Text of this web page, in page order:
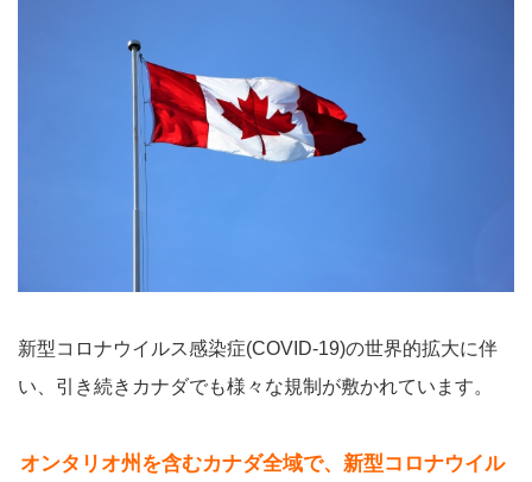
新型コロナウイルス感染症(COVID-19)の世界的拡大に伴
い、引き続きカナダでも様々な規制が敷かれています。
オンタリオ州を含むカナダ全域で、新型コロナウイル